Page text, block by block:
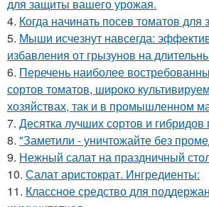
для защиты вашего урожая.
4. Когда начинать посев томатов
5. Мыши исчезнут навсегда:
избавления от грызунов на
6. Перечень наиболее
сортов томатов, широко
хозяйствах, так и в промышленном
7. Десятка лучших сортов и гибридов
8. "Заметили - уничтожайте без
9. Нежный салат на праздничный
10. Салат аристократ. Ингредиенты:
11. Классное средство для